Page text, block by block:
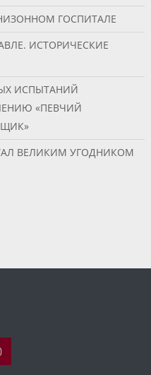
ГОСПИТАЛЕ
ИСТОРИЧЕСКИЕ
ИСПЫТАНИЙ
«ПЕВЧИЙ
ВЕЛИКИМ УГОДНИКОМ